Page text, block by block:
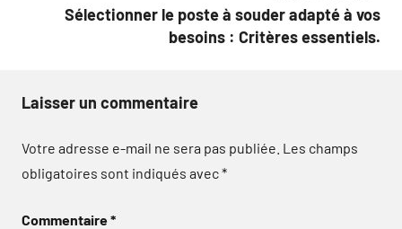
Sélectionner le poste à souder adapté à vos
besoins : Critères essentiels.
Laisser un commentaire
Votre adresse e-mail ne sera pas publiée. Les champs
obligatoires sont indiqués avec*
Commentaire*